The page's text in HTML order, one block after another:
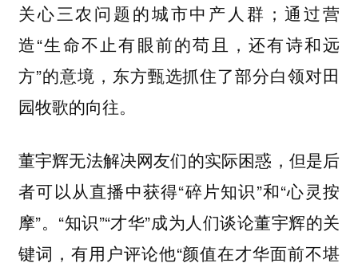
关心三农问题的城市中产人群；通过营
造“生命不止有眼前的苟且，还有诗和远
方”的意境，东方甄选抓住了部分白领对田
园牧歌的向往。
董宇辉无法解决网友们的实际困惑，但是后
者可以从直播中获得“碎片知识”和“心灵按
摩”。“知识”“才华”成为人们谈论董宇辉的关
键词，有用户评论他“颜值在才华面前不堪